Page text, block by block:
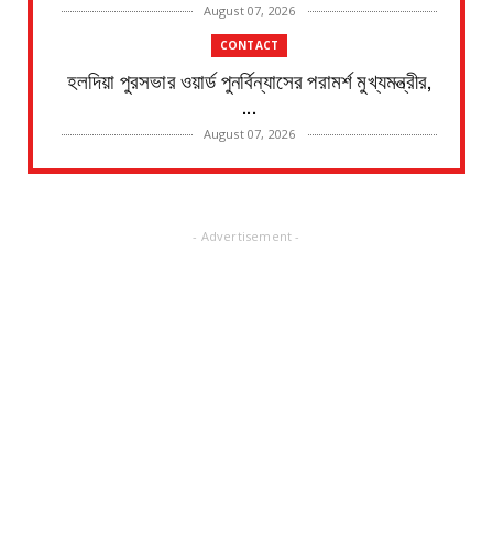
August 07, 2026
CONTACT
হলদিয়া পুরসভার ওয়ার্ড পুনর্বিন্যাসের পরামর্শ মুখ্যমন্ত্রীর,
...
August 07, 2026
CONTACT
August 07, 2026
- Advertisement -